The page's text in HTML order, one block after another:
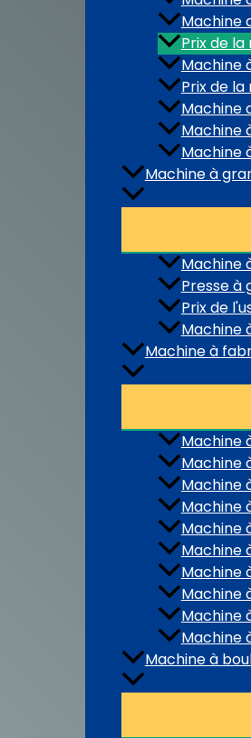
Machine
Prix de
Machine
Prix de
Machine
Machine
Machine
Machine à
Machine
Presse à
Prix de
Machine
Machine à
Machine
Machine
Machine
Machine
Machine
Machine
Machine
Machine
Machine
Machine
Machine à